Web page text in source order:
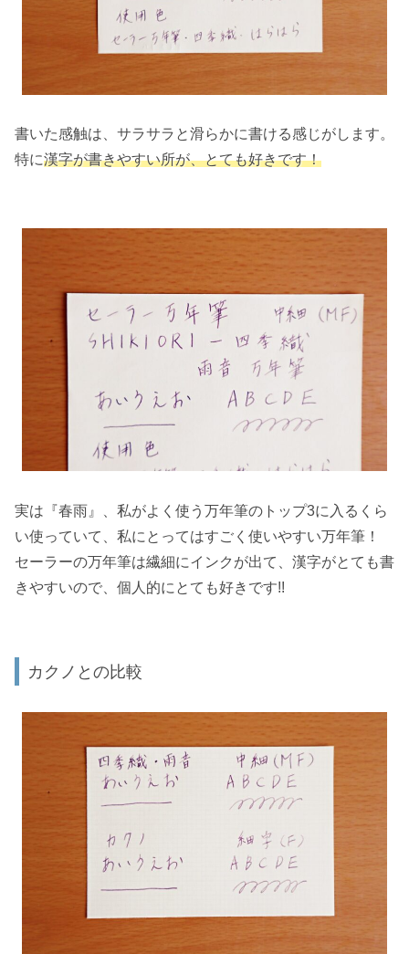
書いた感触は、サラサラと滑らかに書ける感じがします。
特に漢字が書きやすい所が、とても好きです！
実は『春雨』、私がよく使う万年筆のトップ3に入るくら
い使っていて、私にとってはすごく使いやすい万年筆！
セーラーの万年筆は繊細にインクが出て、漢字がとても書
きやすいので、個人的にとても好きです!!
カクノとの比較